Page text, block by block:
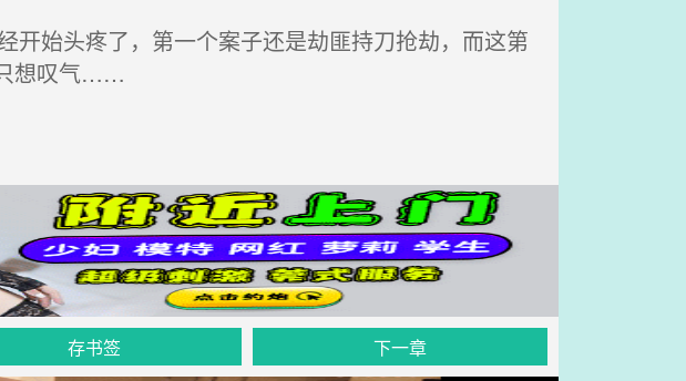
始头疼了，第一个案子还是劫匪持刀抢劫，而这第
想叹气……
存书签 下一章